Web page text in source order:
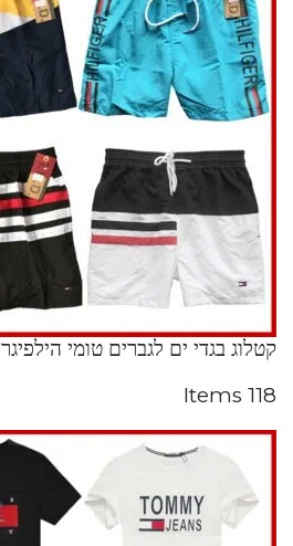
קטלוג בגדי ים לגברים טומי הילפיגר Tommy Hilfiger
118 Items